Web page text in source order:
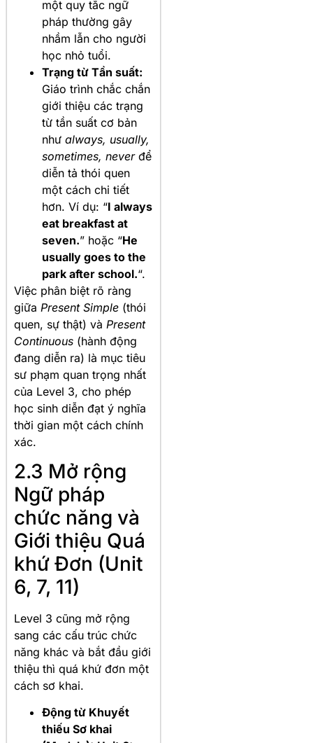
một quy tắc ngữ
pháp thường gây
nhầm lẫn cho người
học nhỏ tuổi.
Trạng từ Tần suất:
Giáo trình chắc chắn
giới thiệu các trạng
từ tần suất cơ bản
như always, usually,
sometimes, neverđể
diễn tả thói quen
một cách chi tiết
hơn. Ví dụ: “I always
eat breakfast at
seven.” hoặc “He
usually goes to the
park after school.“.
Việc phân biệt rõ ràng
giữa Present Simple (thói
quen, sự thật) và Present
Continuous (hành động
đang diễn ra) là mục tiêu
sư phạm quan trọng nhất
của Level 3, cho phép
học sinh diễn đạt ý nghĩa
thời gian một cách chính
xác.
2.3 Mở rộng
Ngữ pháp
chức năng và
Giới thiệu Quá
khứ Đơn (Unit
6, 7, 11)
Level 3 cũng mở rộng
sang các cấu trúc chức
năng khác và bắt đầu giới
thiệu thì quá khứ đơn một
cách sơ khai.
Động từ Khuyết
thiếu Sơ khai